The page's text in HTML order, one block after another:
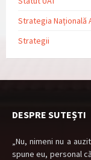
Strategia Națională
Strategii
DESPRE SUTEȘTI
„Nu, nimeni nu a
spune eu, personal